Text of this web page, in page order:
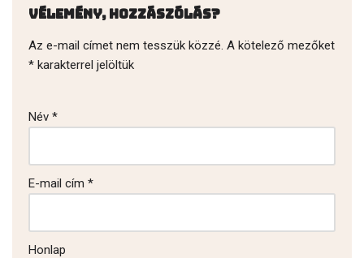
Vélemény, hozzászólás?
Az e-mail címet nem tesszük közzé. A kötelező mezőket
* karakterrel jelöltük
Név *
E-mail cím *
Honlap